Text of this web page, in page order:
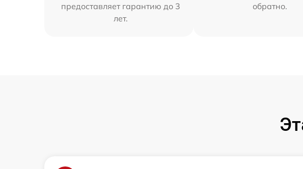
предоставляет гарантию до 3
лет.
обратно.